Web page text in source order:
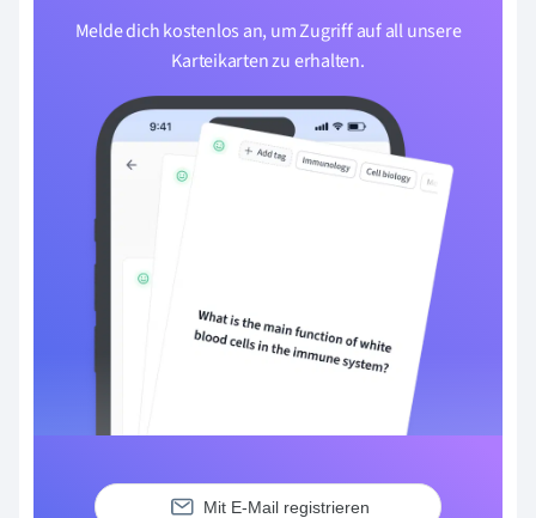
Melde dich kostenlos an, um Zugriff auf all unsere
Karteikarten zu erhalten.
Mit E-Mail registrieren